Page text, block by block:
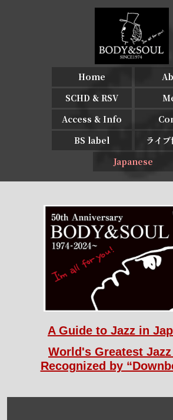
Home
SCHD & RSV
Access & Info
BS label
ライ
Japanese
A Guide to Jazz in
World's Greatest Jazz
Recognized by